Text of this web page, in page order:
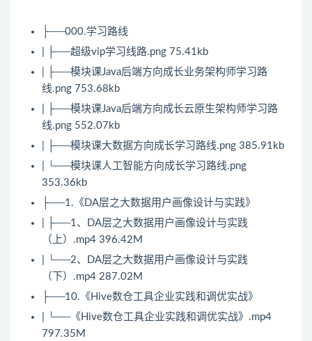
├──000.学习路线
| ├──超级vip学习线路.png 75.41kb
| ├──模块课Java后端方向成长业务架构师学习路
线.png 753.68kb
| ├──模块课Java后端方向成长云原生架构师学习路
线.png 552.07kb
| ├──模块课大数据方向成长学习路线.png 385.91kb
| └──模块课人工智能方向成长学习路线.png
353.36kb
├──1.《DA层之大数据用户画像设计与实践》
| ├──1、DA层之大数据用户画像设计与实践
（上）.mp4 396.42M
| └──2、DA层之大数据用户画像设计与实践
（下）.mp4 287.02M
├──10.《Hive数仓工具企业实践和调优实战》
| └──《Hive数仓工具企业实践和调优实战》.mp4
797.35M